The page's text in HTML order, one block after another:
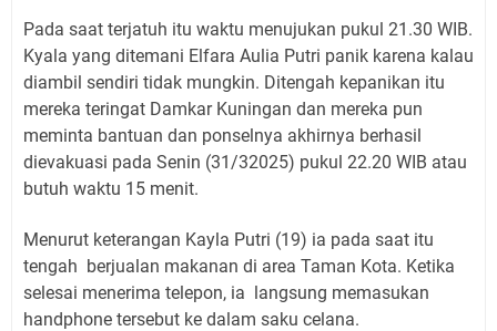
Pada saat terjatuh itu waktu menujukan pukul 21.30 WIB.
Kyala yang ditemani Elfara Aulia Putri panik karena kalau
diambil sendiri tidak mungkin. Ditengah kepanikan itu
mereka teringat Damkar Kuningan dan mereka pun
meminta bantuan dan ponselnya akhirnya berhasil
dievakuasi pada Senin (31/32025) pukul 22.20 WIB atau
butuh waktu 15 menit.
Menurut keterangan Kayla Putri (19) ia pada saat itu
tengah berjualan makanan di area Taman Kota. Ketika
selesai menerima telepon, ia langsung memasukan
handphone tersebut ke dalam saku celana.